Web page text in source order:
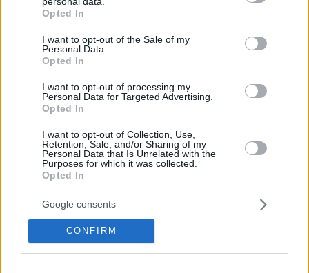
grant or deny consent to Google and its third-party tags to
use your data for below specified purposes in below Google
consent section.
Opted In
I want to opt-out of the Sale of my
Personal Data.
Opted In
I want to opt-out of processing my
Personal Data for Targeted Advertising.
Opted In
I want to opt-out of Collection, Use,
Retention, Sale, and/or Sharing of my
Personal Data that Is Unrelated with the
Purposes for which it was collected.
Opted In
Google consents
CONFIRM
Είδος υπό εξαφάνιση οι υπερπολύτεκνοι στην
Ελλάδα που γερνάει: Τα... δύο ταψιά μεσημεριανό,
τα επιδόματα, η καθημερινότητά τους
07.08.2026, 15:59